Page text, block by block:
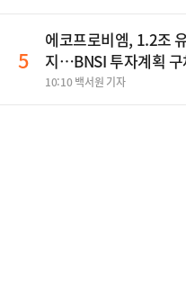
5
에코프로비엠, 1.2조
지…BNSI 투자계획 구
10:10 백서원 기자